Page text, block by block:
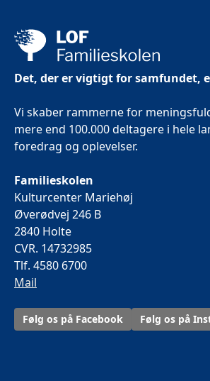
Det, der er vigtigt for samfundet,
Vi skaber rammerne for
mere end 100.000 deltagere i hele
foredrag og oplevelser.
Familieskolen
Kulturcenter Mariehøj
Øverødvej 246 B
2840 Holte
CVR. 14732985
Tlf. 4580 6700
Mail
Følg os på Facebook Følg os på